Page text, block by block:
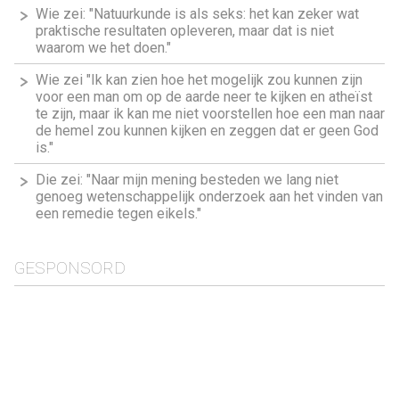
Wie zei: "Natuurkunde is als seks: het kan zeker wat
praktische resultaten opleveren, maar dat is niet
waarom we het doen."
Wie zei "Ik kan zien hoe het mogelijk zou kunnen zijn
voor een man om op de aarde neer te kijken en atheïst
te zijn, maar ik kan me niet voorstellen hoe een man naar
de hemel zou kunnen kijken en zeggen dat er geen God
is."
Die zei: "Naar mijn mening besteden we lang niet
genoeg wetenschappelijk onderzoek aan het vinden van
een remedie tegen eikels."
GESPONSORD